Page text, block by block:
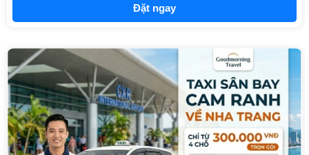
Đặt ngay